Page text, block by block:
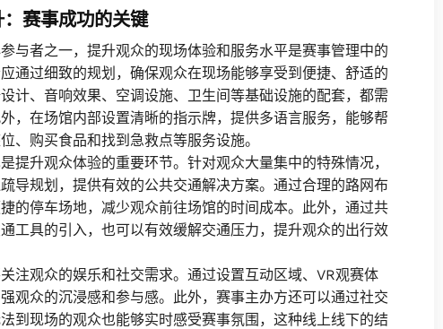
赛事成功的关键
与者之一，提升观众的现场体验和服务水平是赛事管理中的
通过细致的规划，确保观众在现场能够享受到便捷、舒适的
计、音响效果、空调设施、卫生间等基础设施的配套，都需
，在场馆内部设置清晰的指示牌，提供多语言服务，能够帮
、购买食品和找到急救点等服务设施。
提升观众体验的重要环节。针对观众大量集中的特殊情况，
导规划，提供有效的公共交通解决方案。通过合理的路网布
的停车场地，减少观众前往场馆的时间成本。此外，通过共
工具的引入，也可以有效缓解交通压力，提升观众的出行效
注观众的娱乐和社交需求。通过设置互动区域、VR观赛体
观众的沉浸感和参与感。此外，赛事主办方还可以通过社交
到现场的观众也能够实时感受赛事氛围，这种线上线下的结